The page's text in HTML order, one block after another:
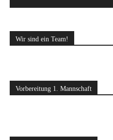
Wir sind ein Team!
Vorbereitung 1. Mannschaft